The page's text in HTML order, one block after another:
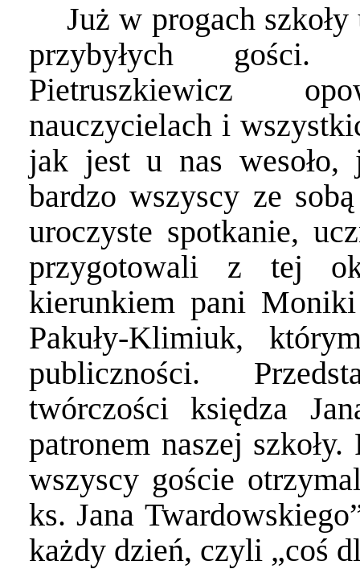
Już w progach
przybyłych
Pietruszkiewicz
nauczycielach i
jak jest u nas
bardzo wszyscy ze
uroczyste spotkanie,
przygotowali z tej
kierunkiem pani
Pakuły-Klimiuk,
publiczności.
twórczości księdza
patronem naszej
wszyscy goście
ks. Jana
każdy dzień, czyli „coś